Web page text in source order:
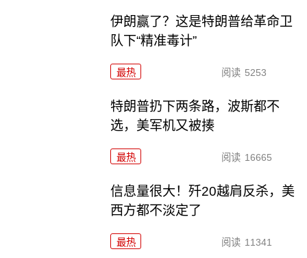
伊朗赢了？这是特朗普给革命卫
队下“精准毒计”
最热 阅读 5253
特朗普扔下两条路，波斯都不
选，美军机又被揍
最热 阅读 16665
信息量很大！歼20越肩反杀，美
西方都不淡定了
最热 阅读 11341